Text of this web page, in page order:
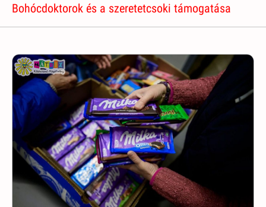
Bohócdoktorok és a szeretetcsoki támogatása